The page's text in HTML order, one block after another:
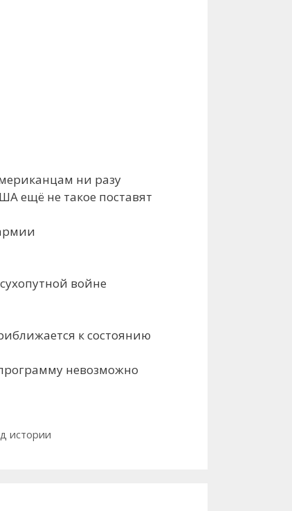
ни разу
ещё не такое поставят
войне
к состоянию
невозможно
истории